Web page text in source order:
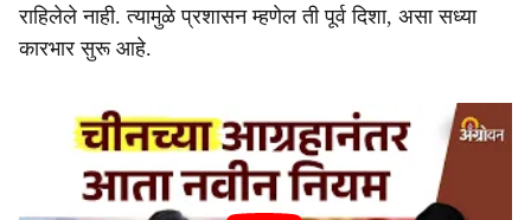
राहिलेले नाही. त्यामुळे प्रशासन म्हणेल ती पूर्व दिशा, असा सध्या
कारभार सुरू आहे.